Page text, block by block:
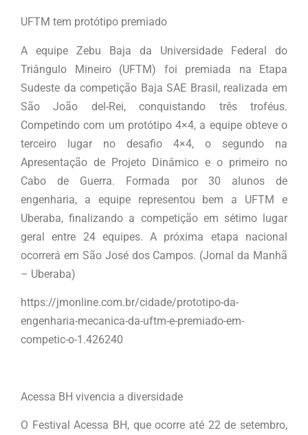
UFTM tem protótipo premiado
A equipe Zebu Baja da Universidade Federal do
Triângulo Mineiro (UFTM) foi premiada na Etapa
Sudeste da competição Baja SAE Brasil, realizada em
São João del-Rei, conquistando três troféus.
Competindo com um protótipo 4×4, a equipe obteve o
terceiro lugar no desafio 4×4, o segundo na
Apresentação de Projeto Dinâmico e o primeiro no
Cabo de Guerra. Formada por 30 alunos de
engenharia, a equipe representou bem a UFTM e
Uberaba, finalizando a competição em sétimo lugar
geral entre 24 equipes. A próxima etapa nacional
ocorrerá em São José dos Campos. (Jornal da Manhã
– Uberaba)
https://jmonline.com.br/cidade/prototipo-da-
engenharia-mecanica-da-uftm-e-premiado-em-
competic-o-1.426240
Acessa BH vivencia a diversidade
O Festival Acessa BH, que ocorre até 22 de setembro,